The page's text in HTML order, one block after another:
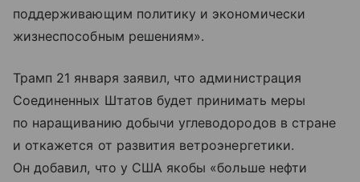
поддерживающим политику и экономически
жизнеспособным решениям».
Трамп 21 января заявил, что администрация
Соединенных Штатов будет принимать меры
по наращиванию добычи углеводородов в стране
и откажется от развития ветроэнергетики.
Он добавил, что у США якобы «больше нефти